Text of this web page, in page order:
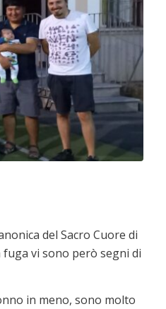
del Sacro Cuore di
vi sono però segni di
in meno, sono molto